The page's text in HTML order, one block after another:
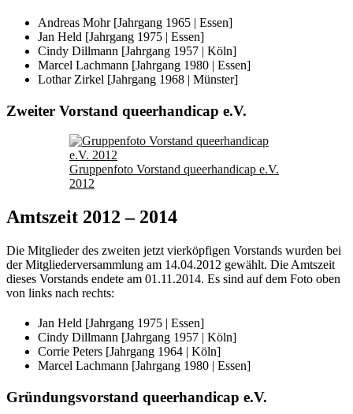
Andreas Mohr [Jahrgang 1965 | Essen]
Jan Held [Jahrgang 1975 | Essen]
Cindy Dillmann [Jahrgang 1957 | Köln]
Marcel Lachmann [Jahrgang 1980 | Essen]
Lothar Zirkel [Jahrgang 1968 | Münster]
Zweiter Vorstand queerhandicap e.V.
Gruppenfoto Vorstand queerhandicap e.V.
2012
Amtszeit 2012 – 2014
Die Mitglieder des zweiten jetzt vierköpfigen Vorstands wurden bei
der Mitgliederversammlung am 14.04.2012 gewählt. Die Amtszeit
dieses Vorstands endete am 01.11.2014. Es sind auf dem Foto oben
von links nach rechts:
Jan Held [Jahrgang 1975 | Essen]
Cindy Dillmann [Jahrgang 1957 | Köln]
Corrie Peters [Jahrgang 1964 | Köln]
Marcel Lachmann [Jahrgang 1980 | Essen]
Gründungsvorstand queerhandicap e.V.